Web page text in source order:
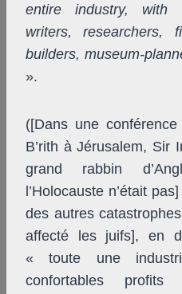
entire industry, with
writers, researchers,
builders, museum-
».
([Dans une
B’rith à Jérusalem, Sir
grand rabbin
l’Holocauste n’était
des autres
affecté les juifs], en
«
toute une
confortables